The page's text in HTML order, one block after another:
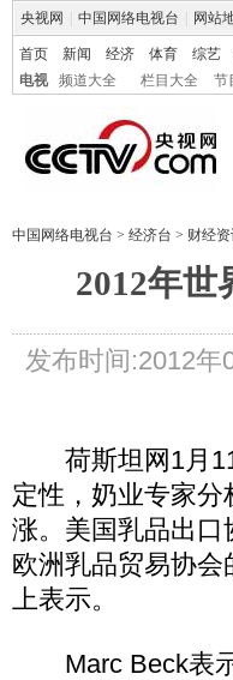
央视网 中国网络电视台 网站
首页 新闻 经济 体育 综艺
电视
频道大全 栏目大全 节
中国网络电视台 > 经济台 > 财经
2012年世
发布时间:2012年
荷斯坦网1月11
定性，奶业专家
涨。美国乳品出
欧洲乳品贸易协
上表示。
Marc Beck表示